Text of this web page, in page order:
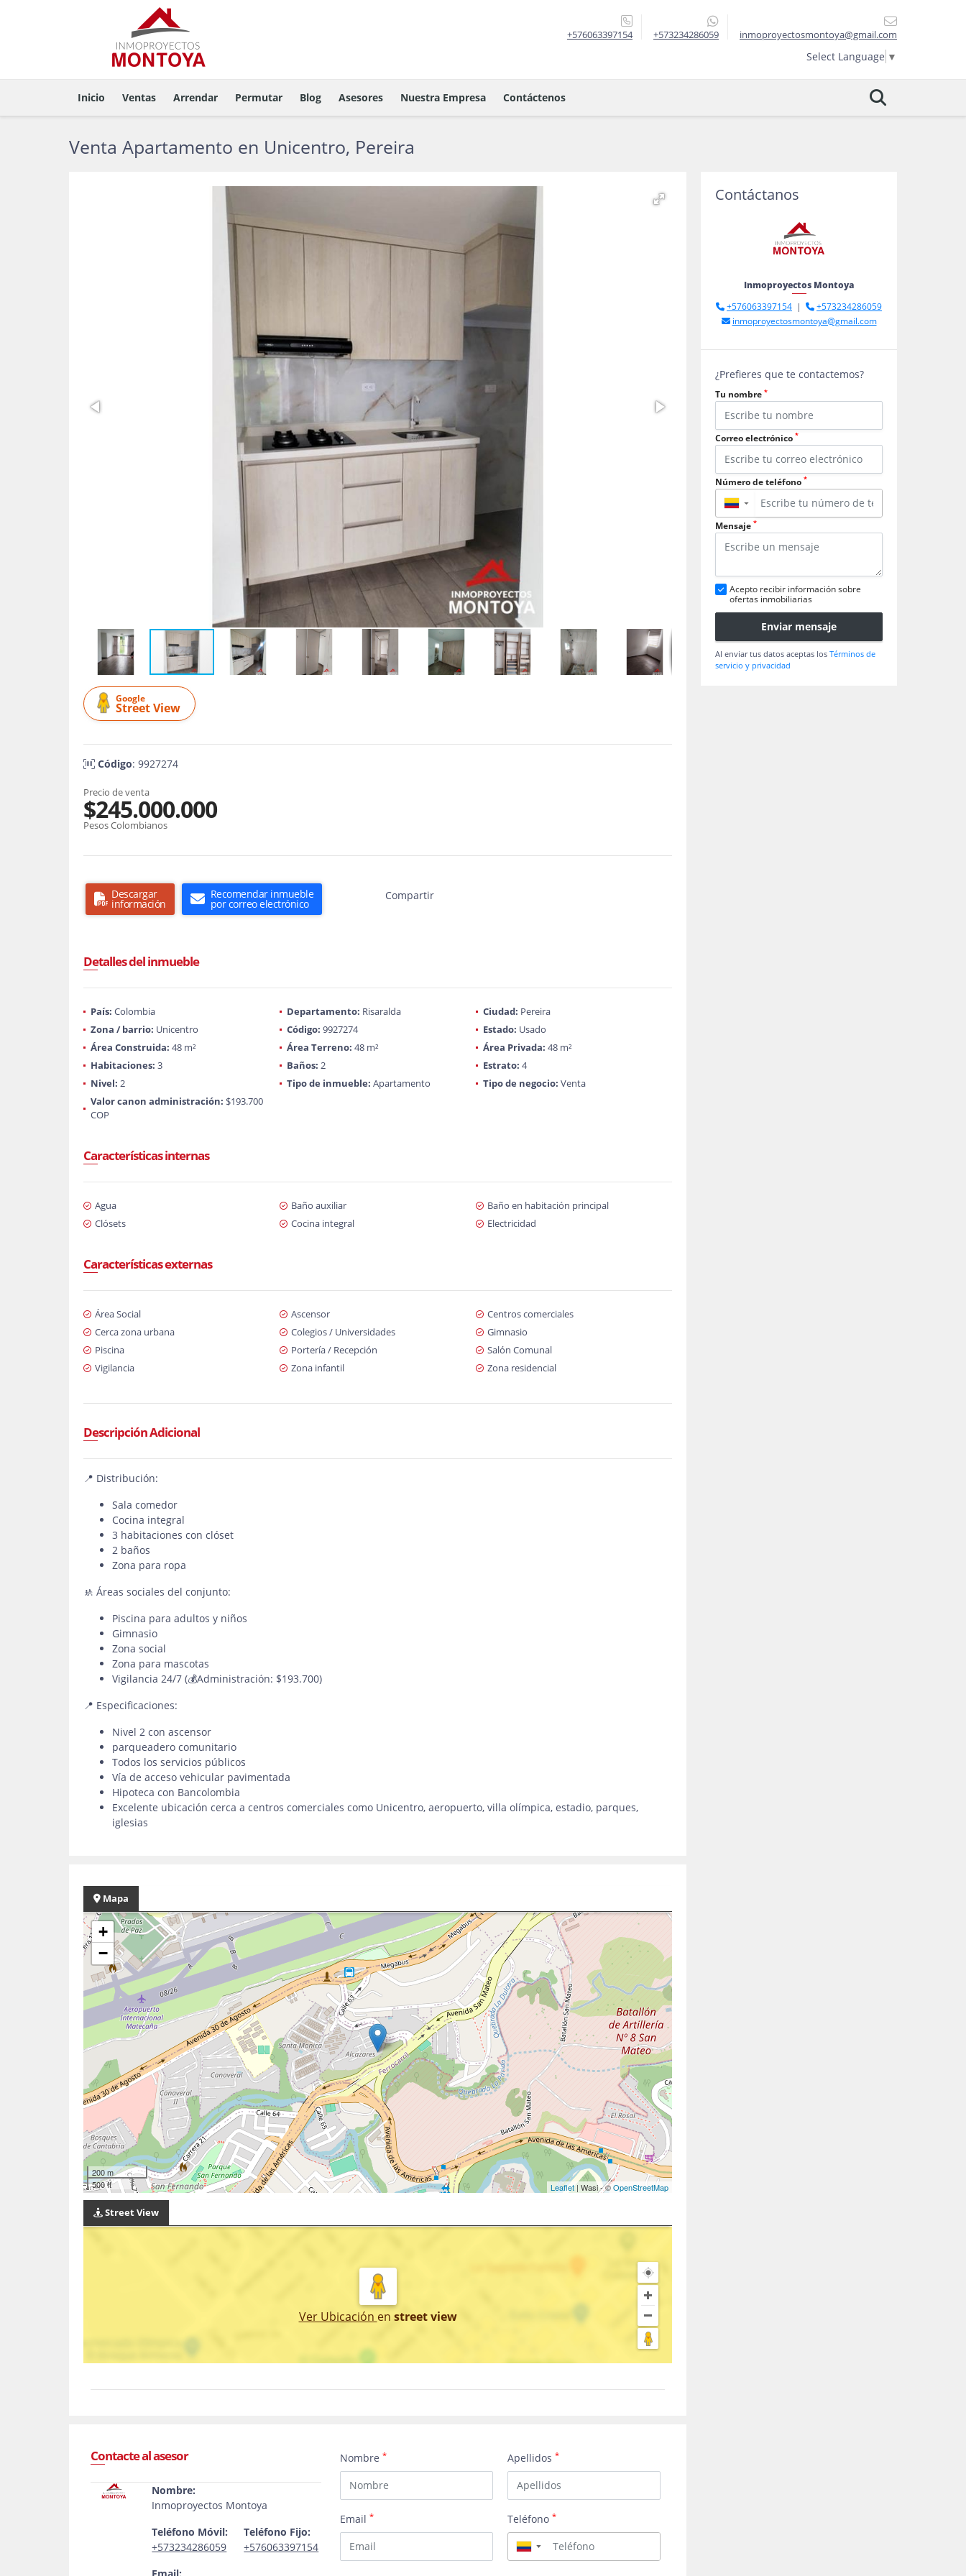
+576063397154 +573234286059 inmoproyectosmontoya@gmail.com
Select Language ▼
Inicio Ventas Arrendar Permutar Blog Asesores Nuestra Empresa Contáctenos
Venta Apartamento en Unicentro, Pereira
Google
Street View
Código: 9927274
Precio de venta
$245.000.000
Pesos Colombianos
Descargar
información
Recomendar inmueble
por correo electrónico
Compartir
Detalles del inmueble
País: Colombia Departamento: Risaralda Ciudad: Pereira
Zona / barrio: Unicentro Código: 9927274 Estado: Usado
Área Construida: 48 m² Área Terreno: 48 m² Área Privada: 48 m²
Habitaciones: 3 Baños: 2 Estrato: 4
Nivel: 2 Tipo de inmueble: Apartamento Tipo de negocio: Venta
Valor canon administración: $193.700
COP
Características internas
Agua Baño auxiliar
Baño en habitación principal
Clósets
Cocina integral Electricidad
Características externas
Área Social Ascensor
Centros comerciales
Cerca zona urbana
Colegios / Universidades
Gimnasio
Piscina
Portería / Recepción
Salón Comunal
Vigilancia
Zona infantil Zona residencial
Descripción Adicional
📍 Distribución:
Sala comedor
Cocina integral
3 habitaciones con clóset
2 baños
Zona para ropa
🚸 Áreas sociales del conjunto:
Piscina para adultos y niños
Gimnasio
Zona social
Zona para mascotas
Vigilancia 24/7 (💰Administración: $193.700)
📍 Especificaciones:
Nivel 2 con ascensor
parqueadero comunitario
Todos los servicios públicos
Vía de acceso vehicular pavimentada
Hipoteca con Bancolombia
Excelente ubicación cerca a centros comerciales como Unicentro, aeropuerto, villa olímpica, estadio, parques,
iglesias
Mapa
+
−
200 m
500 ft
Leaflet| Wasi - ©OpenStreetMap
Street View
Ver Ubicación en street view
Contacte al asesor
Nombre:
Inmoproyectos Montoya
Teléfono Móvil:
+573234286059
Teléfono Fijo:
+576063397154
Nombre* Apellidos*
Email* Teléfono*
▼
Contáctanos
Inmoproyectos Montoya
+576063397154 |
+573234286059
inmoproyectosmontoya@gmail.com
¿Prefieres que te contactemos?
Tu nombre *
Correo electrónico *
Número de teléfono *
▼
Mensaje *
Acepto recibir información sobre
ofertas inmobiliarias
Enviar mensaje
Al enviar tus datos aceptas los Términos de
servicio y privacidad